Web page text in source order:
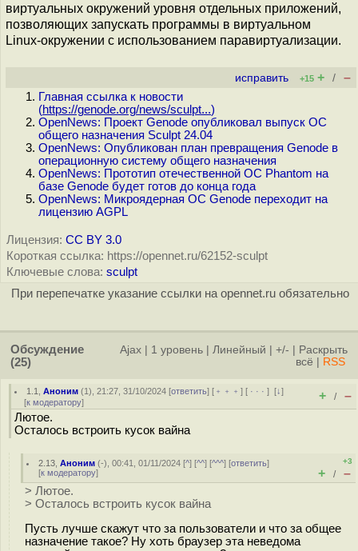
виртуальных окружений уровня отдельных приложений,
позволяющих запускать программы в виртуальном
Linux-окружении с использованием паравиртуализации.
исправить +15 + / –
Главная ссылка к новости
(https://genode.org/news/sculpt...)
OpenNews: Проект Genode опубликовал выпуск ОС
общего назначения Sculpt 24.04
OpenNews: Опубликован план превращения Genode в
операционную систему общего назначения
OpenNews: Прототип отечественной ОС Phantom на
базе Genode будет готов до конца года
OpenNews: Микроядерная ОС Genode переходит на
лицензию AGPL
Лицензия: CC BY 3.0
Короткая ссылка: https://opennet.ru/62152-sculpt
Ключевые слова: sculpt
При перепечатке указание ссылки на opennet.ru обязательно
Обсуждение
(25)
Ajax 1 уровень Линейный +/-
Раскрыть
всё
RSS
1.1 ,Аноним (1), 21:27, 31/10/2024 [ответить] [ ﹢﹢﹢] [ · · ·][↓]
[к модератору] + / –
Лютое.
Осталось встроить кусок вайна
2.13 ,Аноним (-), 00:41, 01/11/2024 [^] [^^] [^^^] [ответить]
[к модератору]
+3
+ / –
> Лютое.
> Осталось встроить кусок вайна
Пусть лучше скажут что за пользователи и что за общее
назначение такое? Ну хоть браузер эта неведома